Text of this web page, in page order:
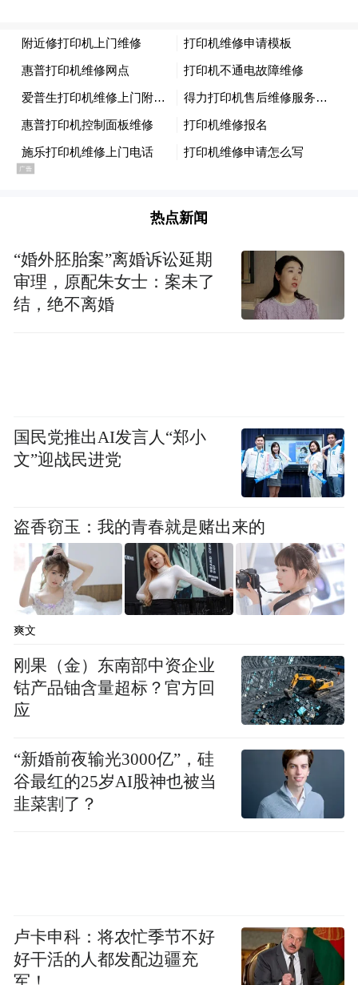
热点新闻
“婚外胚胎案”离婚诉讼延期
审理，原配朱女士：案未了
结，绝不离婚
国民党推出AI发言人“郑小
文”迎战民进党
盗香窃玉：我的青春就是赌出来的
爽文
刚果（金）东南部中资企业
钴产品铀含量超标？官方回
应
“新婚前夜输光3000亿”，硅
谷最红的25岁AI股神也被当
韭菜割了？
卢卡申科：将农忙季节不好
好干活的人都发配边疆充